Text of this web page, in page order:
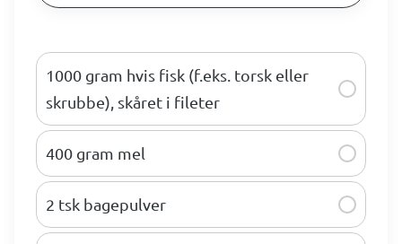
1000 gram hvis fisk (f.eks. torsk eller
skrubbe), skåret i fileter
400 gram mel
2 tsk bagepulver